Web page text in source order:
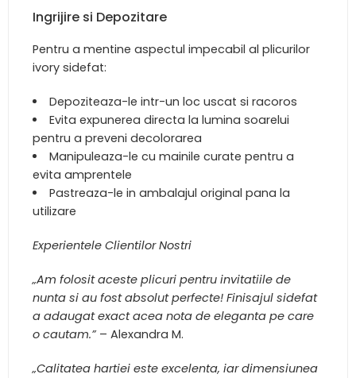
Ingrijire si Depozitare
Pentru a mentine aspectul impecabil al plicurilor
ivory sidefat:
Depoziteaza-le intr-un loc uscat si racoros
Evita expunerea directa la lumina soarelui
pentru a preveni decolorarea
Manipuleaza-le cu mainile curate pentru a
evita amprentele
Pastreaza-le in ambalajul original pana la
utilizare
Experientele Clientilor Nostri
„Am folosit aceste plicuri pentru invitatiile de
nunta si au fost absolut perfecte! Finisajul sidefat
a adaugat exact acea nota de eleganta pe care
o cautam.”– Alexandra M.
„Calitatea hartiei este excelenta, iar dimensiunea